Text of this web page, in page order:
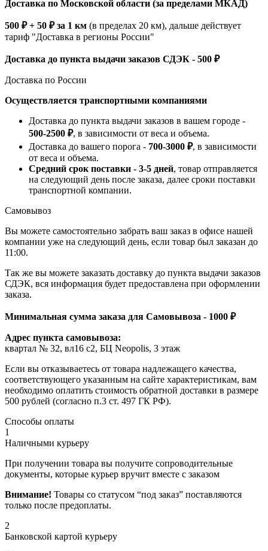
Доставка по Московской области (за пределами МКАД)
500 ₽ + 50 ₽ за 1 км (в пределах 20 км), дальше действует
тариф "Доставка в регионы России"
Доставка до пункта выдачи заказов СДЭК - 500 ₽
Доставка по России
Осуществляется транспортными компаниями
Доставка до пункта выдачи заказов в вашем городе -
500-2500 ₽, в зависимости от веса и объема.
Доставка до вашего порога - 700-3000 ₽, в зависимости
от веса и объема.
Средний срок поставки - 3-5 дней, товар отправляется
на следующий день после заказа, далее сроки поставки
транспортной компании.
Самовывоз
Вы можете самостоятельно забрать ваш заказ в офисе нашей
компании уже на следующий день, если товар был заказан до
11:00.
Так же вы можете заказать доставку до пункта выдачи заказов
СДЭК, вся информация будет предоставлена при оформлении
заказа.
Минимальная сумма заказа для Самовывоза - 1000 ₽
Адрес пункта самовывоза:
квартал № 32, вл16 с2, БЦ Neopolis, 3 этаж
Если вы отказываетесь от товара надлежащего качества,
соответствующего указанным на сайте характеристикам, вам
необходимо оплатить стоимость обратной доставки в размере
500 рублей (согласно п.3 ст. 497 ГК РФ).
Способы оплаты
1
Наличными курьеру
При получении товара вы получите сопроводительные
документы, которые курьер вручит вместе с заказом
Внимание! Товары со статусом “под заказ” поставляются
только после предоплаты.
2
Банковской картой курьеру